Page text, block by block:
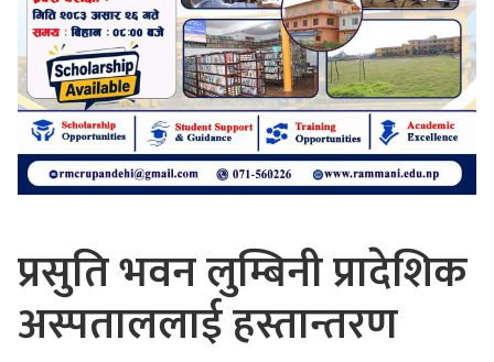
प्रसुति भवन लुम्बिनी प्रादेशिक
अस्पताललाई हस्तान्तरण